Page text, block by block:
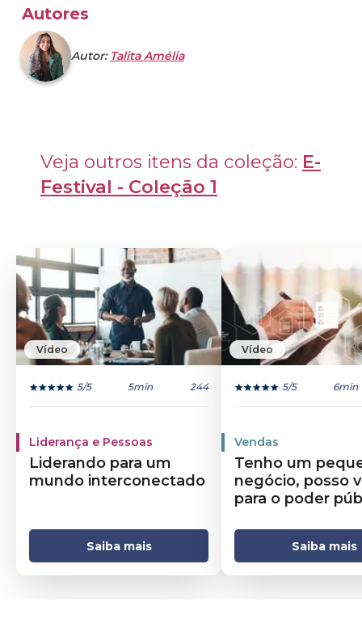
Autores
Autor: Talita Amélia
Veja outros itens da coleção: E-
Festival - Coleção 1
Vídeo
5/5 5min 244
Liderança e Pessoas
Liderando para um
mundo interconectado
Saiba mais
Vídeo
5/5 6min
Vendas
Tenho um
negócio, posso
para o poder
Saiba mais